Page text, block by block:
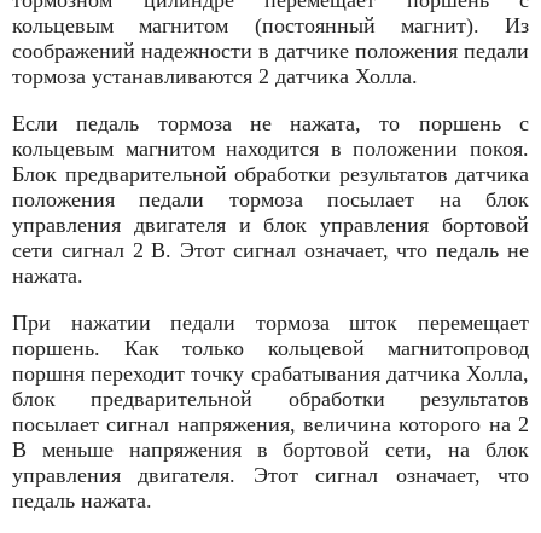
кольцевым магнитом (постоянный магнит). Из
соображений надежности в датчике положения педали
тормоза устанавливаются 2 датчика Холла.
Если педаль тормоза не нажата, то поршень с
кольцевым магнитом находится в положении покоя.
Блок предварительной обработки результатов датчика
положения педали тормоза посылает на блок
управления двигателя и блок управления бортовой
сети сигнал 2 В. Этот сигнал означает, что педаль не
нажата.
При нажатии педали тормоза шток перемещает
поршень. Как только кольцевой магнитопровод
поршня переходит точку срабатывания датчика Холла,
блок предварительной обработки результатов
посылает сигнал напряжения, величина которого на 2
В меньше напряжения в бортовой сети, на блок
управления двигателя. Этот сигнал означает, что
педаль нажата.